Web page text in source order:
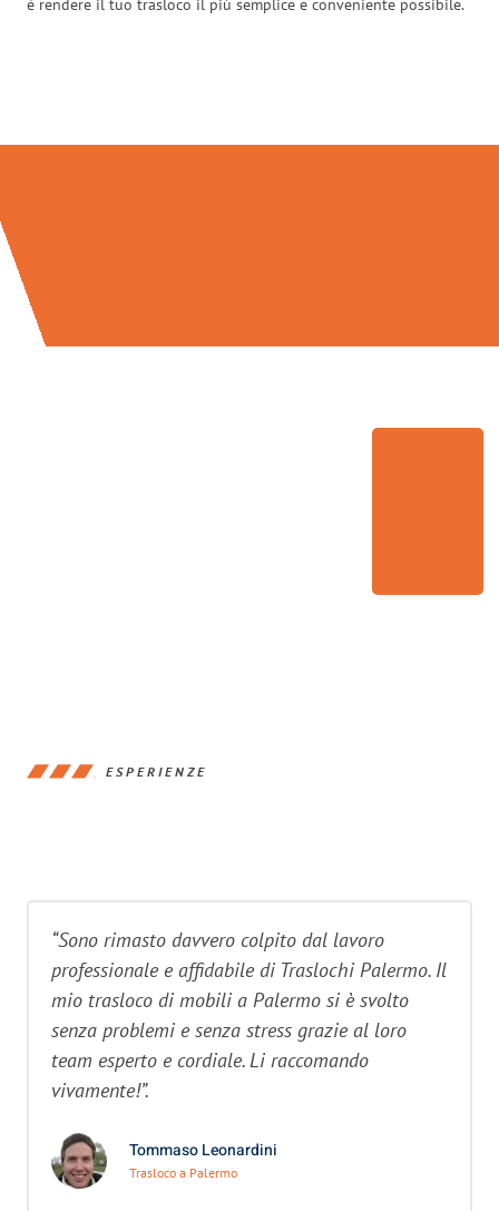
è rendere il tuo trasloco il più semplice e conveniente possibile.
ESPERIENZE
“Sono rimasto davvero colpito dal lavoro
professionale e affidabile di Traslochi Palermo. Il
mio trasloco di mobili a Palermo si è svolto
senza problemi e senza stress grazie al loro
team esperto e cordiale. Li raccomando
vivamente!”.
Tommaso Leonardini
Trasloco a Palermo